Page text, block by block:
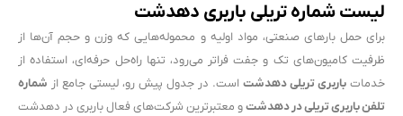
لیست شماره تریلی باربری دهدشت
برای حمل بارهای صنعتی، مواد اولیه و محموله‌هایی که وزن و حجم آن‌ها از
ظرفیت کامیون‌های تک و جفت فراتر می‌رود، تنها راه‌حل حرفه‌ای، استفاده از
خدمات باربری تریلی دهدشت است. در جدول پیش رو، لیستی جامع از شماره
تلفن باربری تریلی در دهدشتو معتبرترین شرکت‌های فعال باربری در دهدشت